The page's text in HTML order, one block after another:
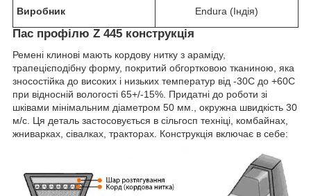
Виробник Endura (Індія)
Пас профілю Z 445 конструкція
Ремені клинові мають кордову нитку з араміду,
трапецієподібну форму, покритий обгортковою тканиною, яка
зносостійка до високих і низьких температур від -30С до +60С
при відносній вологості 65+/-15%. Придатні до роботи зі
шківами мінімальним діаметром 50 мм., окружна швидкість 30
м/с. Ця деталь застосовується в сільгосп техніці, комбайнах,
жниварках, сівалках, тракторах. Конструкція включає в себе: